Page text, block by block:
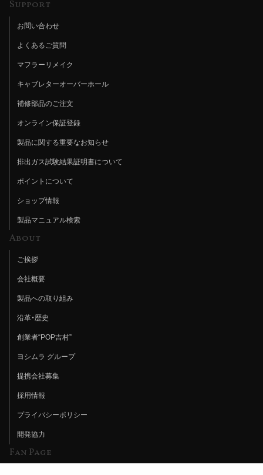
Support
お問い合わせ
よくあるご質問
マフラーリメイク
キャブレターオーバーホール
補修部品のご注文
オンライン保証登録
製品に関する重要なお知らせ
排出ガス試験結果証明書について
ポイントについて
ショップ情報
製品マニュアル検索
About
ご挨拶
会社概要
製品への取り組み
沿革・歴史
創業者“POP吉村”
ヨシムラ グループ
提携会社募集
採用情報
プライバシーポリシー
開発協力
Fan Page